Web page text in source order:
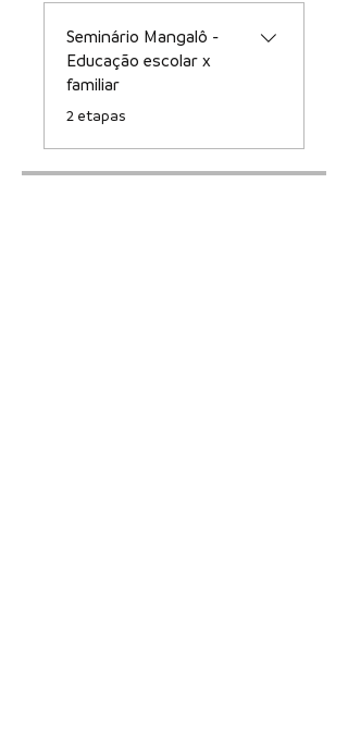
Seminário Mangalô -
Educação escolar x
familiar
.2 etapas